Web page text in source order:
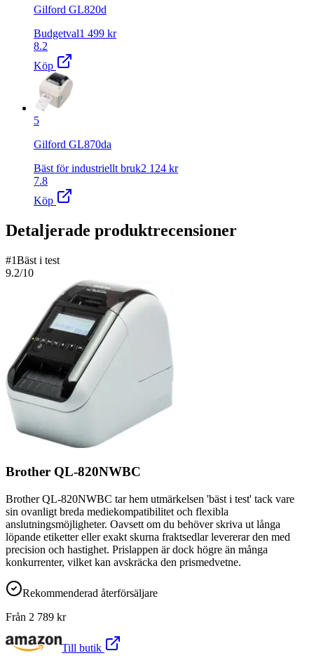
Gilford GL820d
Budgetval1 499 kr
8.2
Köp
5
Gilford GL870da
Bäst för industriellt bruk2 124 kr
7.8
Köp
Detaljerade produktrecensioner
#1Bäst i test
9.2/10
Brother QL-820NWBC
Brother QL-820NWBC tar hem utmärkelsen 'bäst i test' tack vare
sin ovanligt breda mediekompatibilitet och flexibla
anslutningsmöjligheter. Oavsett om du behöver skriva ut långa
löpande etiketter eller exakt skurna fraktsedlar levererar den med
precision och hastighet. Prislappen är dock högre än många
konkurrenter, vilket kan avskräcka den prismedvetne.
Rekommenderad återförsäljare
Från 2 789 kr
Till butik